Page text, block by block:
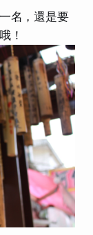
名，還是要
！